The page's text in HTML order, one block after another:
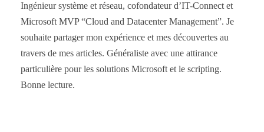
Ingénieur système et réseau, cofondateur d’IT-Connect et
Microsoft MVP “Cloud and Datacenter Management”. Je
souhaite partager mon expérience et mes découvertes au
travers de mes articles. Généraliste avec une attirance
particulière pour les solutions Microsoft et le scripting.
Bonne lecture.